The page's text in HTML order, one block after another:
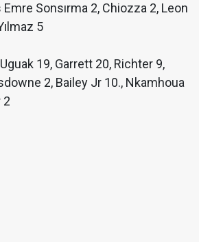
Sonsırma 2, Chiozza 2, Leon
5
19, Garrett 20, Richter 9,
2, Bailey Jr 10., Nkamhoua
2